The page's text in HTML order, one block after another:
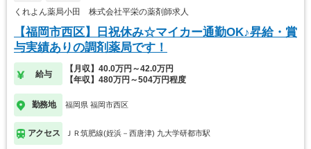
くれよん薬局小田 株式会社平栄の薬剤師求人
【福岡市西区】日祝休み☆マイカー通勤OK♪昇給・賞
与実績ありの調剤薬局です！
給与
【月収】40.0万円～42.0万円
【年収】480万円～504万円程度
勤務地 福岡県 福岡市西区
アクセス ＪＲ筑肥線(姪浜－西唐津) 九大学研都市駅